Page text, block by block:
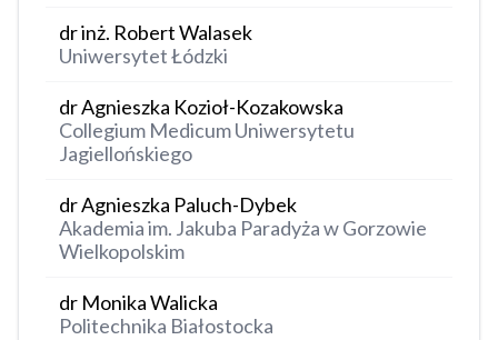
dr inż. Robert Walasek
Uniwersytet Łódzki
dr Agnieszka Kozioł-Kozakowska
Collegium Medicum Uniwersytetu
Jagiellońskiego
dr Agnieszka Paluch-Dybek
Akademia im. Jakuba Paradyża w Gorzowie
Wielkopolskim
dr Monika Walicka
Politechnika Białostocka